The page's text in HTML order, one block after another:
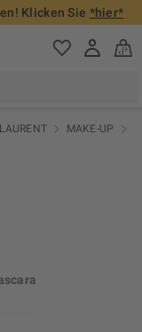
Klicken Sie *hier*
MAKE-UP